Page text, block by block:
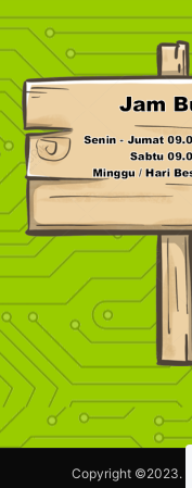
Copyright ©2023.